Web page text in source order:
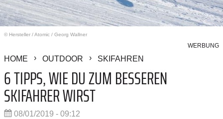
© Hersteller /Atomic / Georg Wallner
WERBUNG
HOME OUTDOOR SKIFAHREN
6 TIPPS, WIE DU ZUM BESSEREN
SKIFAHRER WIRST
08/01/2019 - 09:12